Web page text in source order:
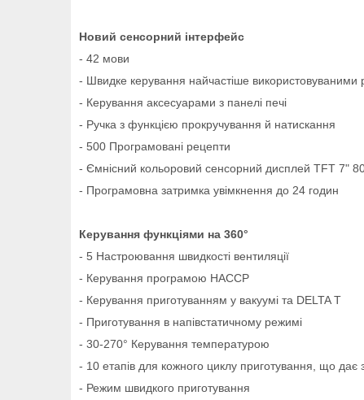
Новий сенсорний інтерфейс
- 42 мови
- Швидке керування найчастіше використовуваними
- Керування аксесуарами з панелі печі
- Ручка з функцією прокручування й натискання
- 500 Програмовані рецепти
- Ємнісний кольоровий сенсорний дисплей TFT 7"
- Програмовна затримка увімкнення до 24 годин
Керування функціями на 360°
- 5 Настроювання швидкості вентиляції
- Керування програмою HACCP
- Керування приготуванням у вакуумі та DELTA T
- Приготування в напівстатичному режимі
- 30-270° Керування температурою
- 10 етапів для кожного циклу приготування, що
- Режим швидкого приготування